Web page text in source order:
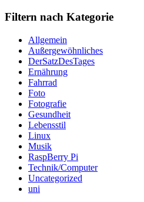
Filtern nach Kategorie
Allgemein
Außergewöhnliches
DerSatzDesTages
Ernährung
Fahrrad
Foto
Fotografie
Gesundheit
Lebensstil
Linux
Musik
RaspBerry Pi
Technik/Computer
Uncategorized
uni